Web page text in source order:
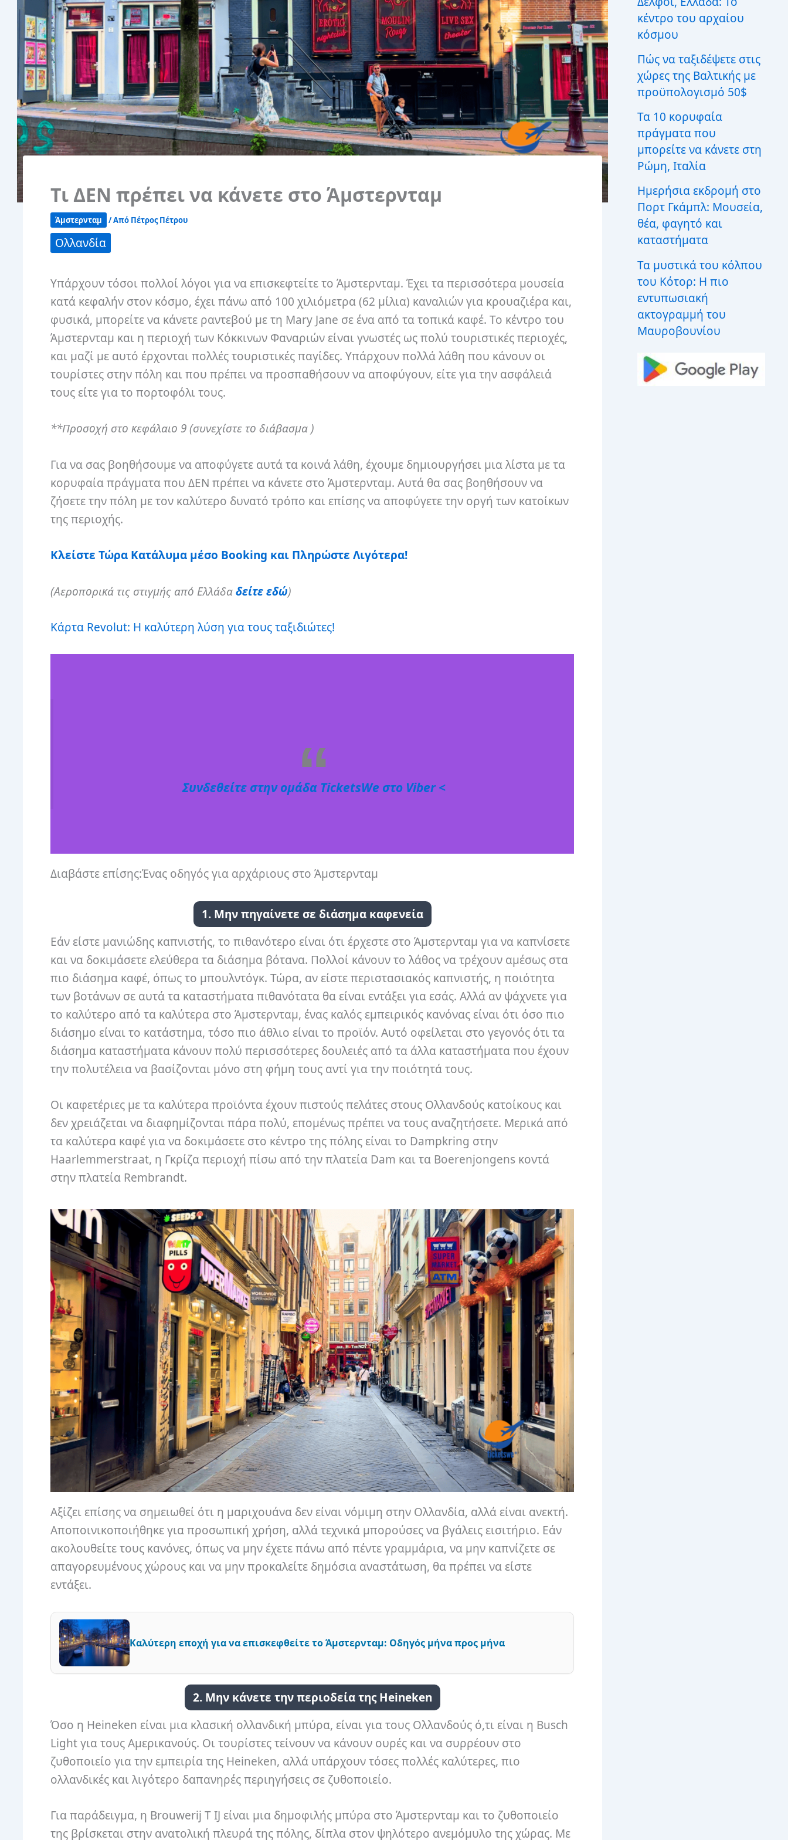
Τι ΔΕΝ πρέπει να κάνετε στο Άμστερνταμ
Άμστερνταμ / Από Πέτρος Πέτρου
Ολλανδία
Υπάρχουν τόσοι πολλοί λόγοι για να επισκεφτείτε το Άμστερνταμ. Έχει τα περισσότερα μουσεία
κατά κεφαλήν στον κόσμο, έχει πάνω από 100 χιλιόμετρα (62 μίλια) καναλιών για κρουαζιέρα και,
φυσικά, μπορείτε να κάνετε ραντεβού με τη Mary Jane σε ένα από τα τοπικά καφέ. Το κέντρο του
Άμστερνταμ και η περιοχή των Κόκκινων Φαναριών είναι γνωστές ως πολύ τουριστικές περιοχές,
και μαζί με αυτό έρχονται πολλές τουριστικές παγίδες. Υπάρχουν πολλά λάθη που κάνουν οι
τουρίστες στην πόλη και που πρέπει να προσπαθήσουν να αποφύγουν, είτε για την ασφάλειά
τους είτε για το πορτοφόλι τους.
**Προσοχή στο κεφάλαιο 9 (συνεχίστε το διάβασμα )
Για να σας βοηθήσουμε να αποφύγετε αυτά τα κοινά λάθη, έχουμε δημιουργήσει μια λίστα με τα
κορυφαία πράγματα που ΔΕΝ πρέπει να κάνετε στο Άμστερνταμ. Αυτά θα σας βοηθήσουν να
ζήσετε την πόλη με τον καλύτερο δυνατό τρόπο και επίσης να αποφύγετε την οργή των κατοίκων
της περιοχής.
Κλείστε Τώρα Κατάλυμα μέσο Booking και Πληρώστε Λιγότερα!
(Αεροπορικά τις στιγμής από Ελλάδαδείτε εδώ)
Κάρτα Revolut: Η καλύτερη λύση για τους ταξιδιώτες!
Συνδεθείτε στην ομάδα ⁨TicketsWe⁩ στο Viber <
Διαβάστε επίσης:Ένας οδηγός για αρχάριους στο Άμστερνταμ
1. Μην πηγαίνετε σε διάσημα καφενεία
Εάν είστε μανιώδης καπνιστής, το πιθανότερο είναι ότι έρχεστε στο Άμστερνταμ για να καπνίσετε
και να δοκιμάσετε ελεύθερα τα διάσημα βότανα. Πολλοί κάνουν το λάθος να τρέχουν αμέσως στα
πιο διάσημα καφέ, όπως το μπουλντόγκ. Τώρα, αν είστε περιστασιακός καπνιστής, η ποιότητα
των βοτάνων σε αυτά τα καταστήματα πιθανότατα θα είναι εντάξει για εσάς. Αλλά αν ψάχνετε για
το καλύτερο από τα καλύτερα στο Άμστερνταμ, ένας καλός εμπειρικός κανόνας είναι ότι όσο πιο
διάσημο είναι το κατάστημα, τόσο πιο άθλιο είναι το προϊόν. Αυτό οφείλεται στο γεγονός ότι τα
διάσημα καταστήματα κάνουν πολύ περισσότερες δουλειές από τα άλλα καταστήματα που έχουν
την πολυτέλεια να βασίζονται μόνο στη φήμη τους αντί για την ποιότητά τους.
Οι καφετέριες με τα καλύτερα προϊόντα έχουν πιστούς πελάτες στους Ολλανδούς κατοίκους και
δεν χρειάζεται να διαφημίζονται πάρα πολύ, επομένως πρέπει να τους αναζητήσετε. Μερικά από
τα καλύτερα καφέ για να δοκιμάσετε στο κέντρο της πόλης είναι το Dampkring στην
Haarlemmerstraat, η Γκρίζα περιοχή πίσω από την πλατεία Dam και τα Boerenjongens κοντά
στην πλατεία Rembrandt.
Αξίζει επίσης να σημειωθεί ότι η μαριχουάνα δεν είναι νόμιμη στην Ολλανδία, αλλά είναι ανεκτή.
Αποποινικοποιήθηκε για προσωπική χρήση, αλλά τεχνικά μπορούσες να βγάλεις εισιτήριο. Εάν
ακολουθείτε τους κανόνες, όπως να μην έχετε πάνω από πέντε γραμμάρια, να μην καπνίζετε σε
απαγορευμένους χώρους και να μην προκαλείτε δημόσια αναστάτωση, θα πρέπει να είστε
εντάξει.
Καλύτερη εποχή για να επισκεφθείτε το Άμστερνταμ: Οδηγός μήνα προς μήνα
2. Μην κάνετε την περιοδεία της Heineken
Όσο η Heineken είναι μια κλασική ολλανδική μπύρα, είναι για τους Ολλανδούς ό,τι είναι η Busch
Light για τους Αμερικανούς. Οι τουρίστες τείνουν να κάνουν ουρές και να συρρέουν στο
ζυθοποιείο για την εμπειρία της Heineken, αλλά υπάρχουν τόσες πολλές καλύτερες, πιο
ολλανδικές και λιγότερο δαπανηρές περιηγήσεις σε ζυθοποιείο.
Για παράδειγμα, η Brouwerij T IJ είναι μια δημοφιλής μπύρα στο Άμστερνταμ και το ζυθοποιείο
της βρίσκεται στην ανατολική πλευρά της πόλης, δίπλα στον ψηλότερο ανεμόμυλο της χώρας. Με
ι
α
κέντρο του αρχαίου
κόσμου
Πώς να ταξιδέψετε στις
χώρες της Βαλτικής με
προϋπολογισμό 50$
Τα 10 κορυφαία
πράγματα που
μπορείτε να κάνετε στη
Ρώμη, Ιταλία
Ημερήσια εκδρομή στο
Πορτ Γκάμπλ: Μουσεία,
θέα, φαγητό και
καταστήματα
Τα μυστικά του κόλπου
του Κότορ: Η πιο
εντυπωσιακή
ακτογραμμή του
Μαυροβουνίου